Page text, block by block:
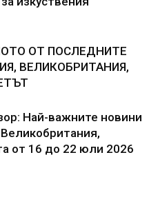
ОТ ПОСЛЕДНИТЕ
ВЕЛИКОБРИТАНИЯ,
Най-важните новини
от 16 до 22 юли 2026